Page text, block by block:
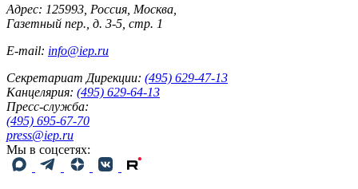
Адрес: 125993, Россия, Москва,
Газетный пер., д. 3-5, стр. 1
E-mail: info@iep.ru
Секретариат Дирекции: (495) 629-47-13
Канцелярия: (495) 629-64-13
Пресс-служба:
(495) 695-67-70
press@iep.ru
Мы в соцсетях: